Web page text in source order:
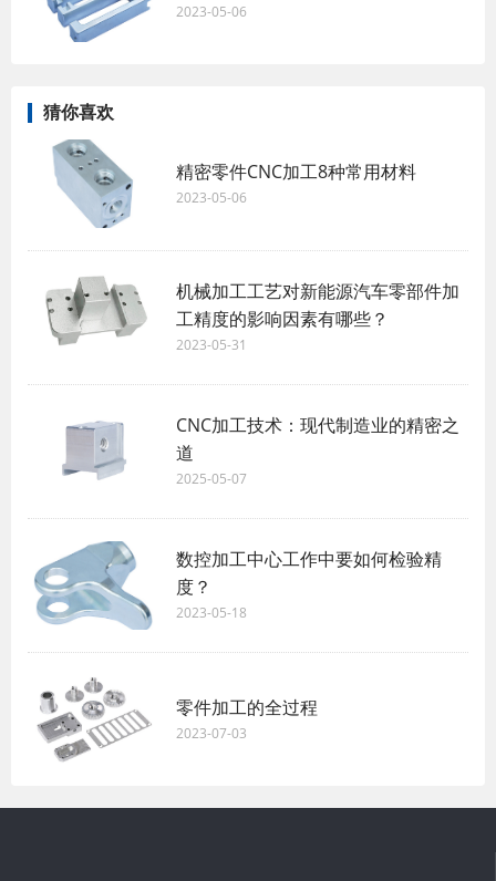
2023-05-06
猜你喜欢
精密零件CNC加工8种常用材料
2023-05-06
机械加工工艺对新能源汽车零部件加
工精度的影响因素有哪些？
2023-05-31
CNC加工技术：现代制造业的精密之
道
2025-05-07
数控加工中心工作中要如何检验精
度？
2023-05-18
零件加工的全过程
2023-07-03